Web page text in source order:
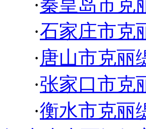
·秦皇岛市克
·石家庄市克
·唐山市克丽
·张家口市克
·衡水市克丽